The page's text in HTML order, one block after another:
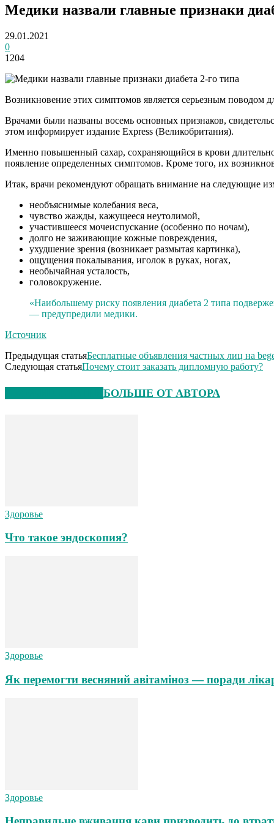
Медики назвали главные признаки
29.01.2021
0
1204
Возникновение этих симптомов является серьезным поводом
Врачами были названы восемь основных признаков,
этом информирует издание Express (Великобритания).
Именно повышенный сахар, сохраняющийся в крови
появление определенных симптомов. Кроме того, их
Итак, врачи рекомендуют обращать внимание на следующие
необъяснимые колебания веса,
чувство жажды, кажущееся неутолимой,
участившееся мочеиспускание (особенно по ночам),
долго не заживающие кожные повреждения,
ухудшение зрения (возникает размытая картинка),
ощущения покалывания, иголок в руках, ногах,
необычайная усталость,
головокружение.
«Наибольшему риску появления диабета 2 типа
— предупредили медики.
Источник
Предыдущая статьяБесплатные объявления частных лиц на
Следующая статьяПочему стоит заказать дипломную работу?
БОЛЬШЕ ОТ АВТОРА
Здоровье
Что такое эндоскопия?
Здоровье
Як перемогти весняний авітаміноз — поради
Здоровье